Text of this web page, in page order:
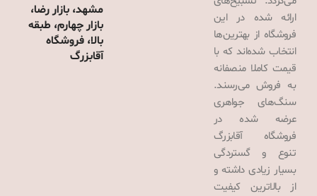
ارائه شده در این
فروشگاه از بهترین‌ها
انتخاب شده‌اند که با
قیمت کاملا منصفانه
به فروش می‌رسند.
سنگ‌های جواهری
عرضه شده در
فروشگاه آقابزرگ
تنوع و گستردگی
بسیار زیادی داشته و
از بالاترین کیفیت
مشهد، بازار رضا،
بازار چهارم، طبقه
بالا، فروشگاه
آقابزرگ